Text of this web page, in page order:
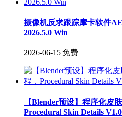
摄像机反求跟踪摩卡软件
2026.5.0 Win
2026-06-15 免费
【Blender预设】程序化皮
Procedural Skin Details